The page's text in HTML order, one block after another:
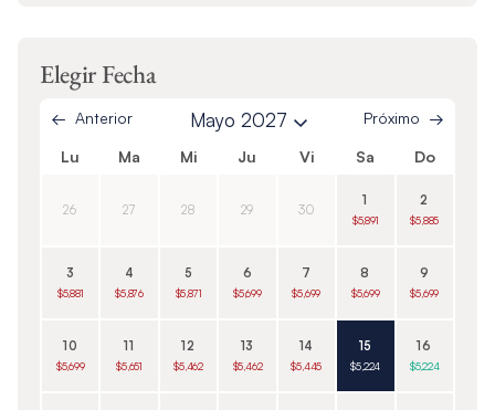
Elegir Fecha
Anterior Mayo 2027 Próximo
Lu Ma Mi Ju Vi Sa Do
26 27 28 29 30
1
$5,891
2
$5,885
3
$5,881
4
$5,876
5
$5,871
6
$5,699
7
$5,699
8
$5,699
9
$5,699
10
$5,699
11
$5,651
12
$5,462
13
$5,462
14
$5,445
15
$5,224
16
$5,224